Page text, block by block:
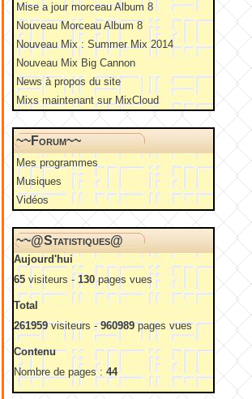
Mise a jour morceau Album 8
Nouveau Morceau Album 8
Nouveau Mix : Summer Mix 2014
Nouveau Mix Big Cannon
News à propos du site
Mixs maintenant sur MixCloud
~~Forum~~
Mes programmes
Musiques
Vidéos
~~@Statistiques@
Aujourd'hui
65 visiteurs - 130pages vues
Total
261959visiteurs -960989pages vues
Contenu
Nombre de pages :44